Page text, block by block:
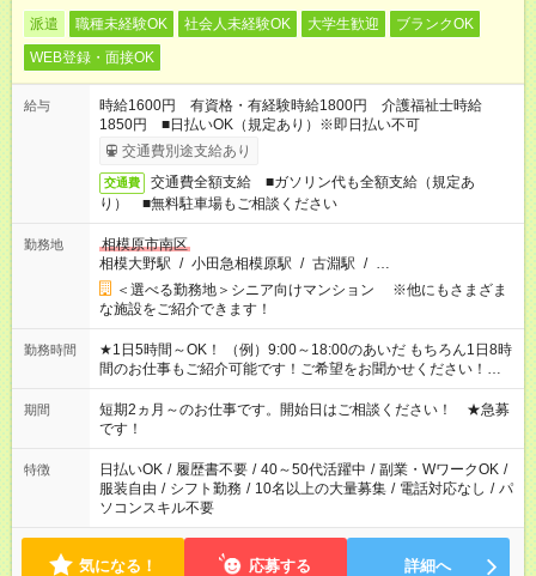
派遣 職種未経験OK 社会人未経験OK 大学生歓迎
ブランクOK
WEB登録・面接OK
給与
時給1600円 有資格・有経験時給1800円 介護福祉士時給
1850円 ■日払いOK（規定あり）※即日払い不可
交通費別途支給あり
交通費
交通費全額支給 ■ガソリン代も全額支給（規定あ
り） ■無料駐車場もご相談ください
勤務地
相模原市南区
相模大野駅 / 小田急相模原駅 / 古淵駅 / …
＜選べる勤務地＞シニア向けマンション ※他にもさまざま
な施設をご紹介できます！
勤務時間
★1日5時間～OK！ （例）9:00～18:00のあいだ もちろん1日8時
間のお仕事もご紹介可能です！ご希望をお聞かせください！★家
庭の都合でお休みが必要な場合も遠慮なくご相談ください。 ※
週最低15時間以上の勤務が必要です
期間
短期2ヵ月～のお仕事です。開始日はご相談ください！ ★急募
です！
特徴 日払いOK / 履歴書不要 / 40～50代活躍中 / 副業・WワークOK /
服装自由 / シフト勤務 / 10名以上の大量募集 / 電話対応なし / パ
ソコンスキル不要
気になる！ 応募する 詳細へ